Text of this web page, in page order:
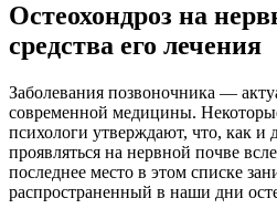
Остеохондроз на
средства его лечения
Заболевания позвоночника —
современной медицины.
психологи утверждают, что, как и
проявляться на нервной почве
последнее место в этом списке
распространенный в наши дни